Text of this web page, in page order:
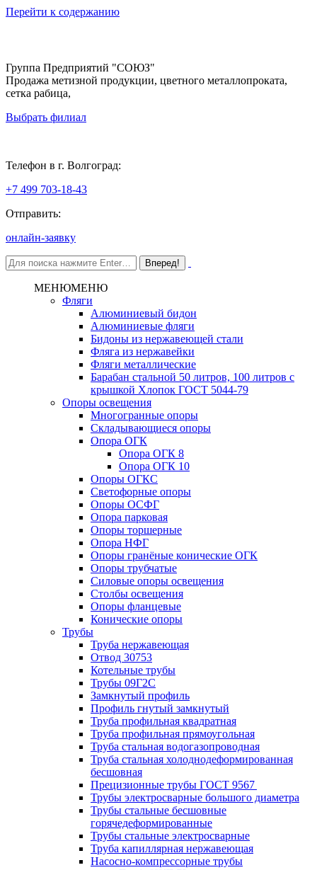
Перейти к содержанию
Группа Предприятий "СОЮЗ"
Продажа метизной продукции, цветного металлопроката,
сетка рабица,
Выбрать филиал
Телефон в г. Волгоград:
+7 499 703-18-43
Отправить:
онлайн-заявку
МЕНЮМЕНЮ
Фляги
Алюминиевый бидон
Алюминиевые фляги
Бидоны из нержавеющей стали
Фляга из нержавейки
Фляги металлические
Барабан стальной 50 литров, 100 литров с
крышкой Хлопок ГОСТ 5044-79
Опоры освещения
Многогранные опоры
Складывающиеся опоры
Опора ОГК
Опора ОГК 8
Опора ОГК 10
Опоры ОГКС
Светофорные опоры
Опоры ОСФГ
Опора парковая
Опоры торшерные
Опора НФГ
Опоры гранёные конические ОГК
Опоры трубчатые
Силовые опоры освещения
Столбы освещения
Опоры фланцевые
Конические опоры
Трубы
Труба нержавеющая
Отвод 30753
Котельные трубы
Трубы 09Г2С
Замкнутый профиль
Профиль гнутый замкнутый
Труба профильная квадратная
Труба профильная прямоугольная
Труба стальная водогазопроводная
Труба стальная холоднодеформированная
бесшовная
Прецизионные трубы ГОСТ 9567
Трубы электросварные большого диаметра
Трубы стальные бесшовные
горячедеформированные
Трубы стальные электросварные
Труба капиллярная нержавеющая
Насосно-компрессорные трубы